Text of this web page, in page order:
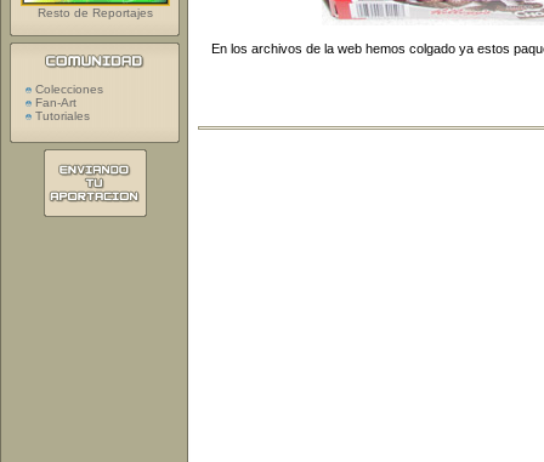
En los archivos de la web hemos colgado ya estos
Resto de Reportajes
Colecciones
Fan-Art
Tutoriales